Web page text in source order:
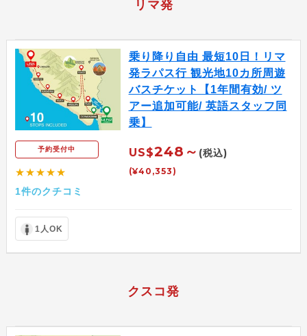
リマ発
予約受付中
★★★★★
1件のクチコミ
乗り降り自由 最短10日！リマ
発ラパス行 観光地10カ所周遊
バスチケット【1年間有効/ ツ
アー追加可能/ 英語スタッフ同
乗】
US$248～ (税込)
(¥40,353)
1人OK
クスコ発